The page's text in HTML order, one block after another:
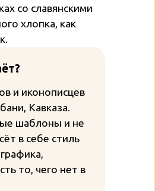
со славянскими
хлопка, как
и иконописцев
Кавказа.
шаблоны и не
в себе стиль
то, чего нет в